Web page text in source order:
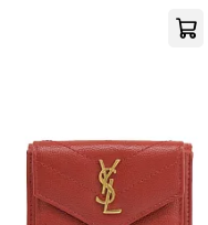
Automobile
Hartley &
橫田株式會社(9)
Dalmatian Pr(8)